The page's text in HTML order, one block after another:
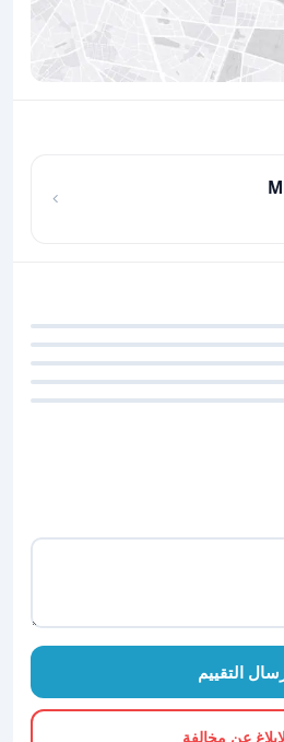
التقييم
عن مخالفة